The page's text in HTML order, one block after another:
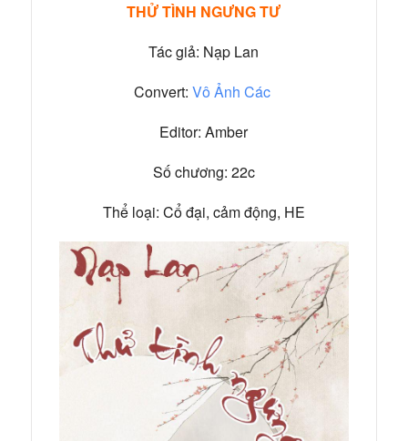
THỬ TÌNH NGƯNG TƯ
Tác giả: Nạp Lan
Convert: Vô Ảnh Các
Editor: Amber
Số chương: 22c
Thể loại: Cổ đại, cảm động, HE